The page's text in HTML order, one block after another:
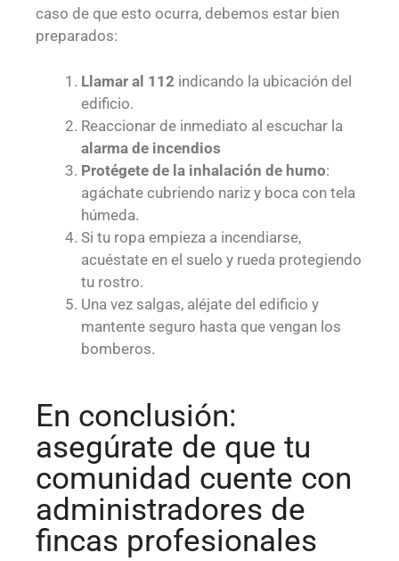
caso de que esto ocurra, debemos estar bien
preparados:
Llamar al 112 indicando la ubicación del
edificio.
Reaccionar de inmediato al escuchar la
alarma de incendios
Protégete de la inhalación de humo:
agáchate cubriendo nariz y boca con tela
húmeda.
Si tu ropa empieza a incendiarse,
acuéstate en el suelo y rueda protegiendo
tu rostro.
Una vez salgas, aléjate del edificio y
mantente seguro hasta que vengan los
bomberos.
En conclusión:
asegúrate de que tu
comunidad cuente con
administradores de
fincas profesionales